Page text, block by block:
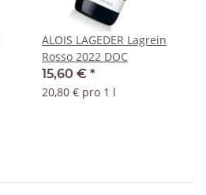
ALOIS LAGEDER Lagrein
Rosso 2022 DOC
15,60 € *
20,80 € pro 1 l